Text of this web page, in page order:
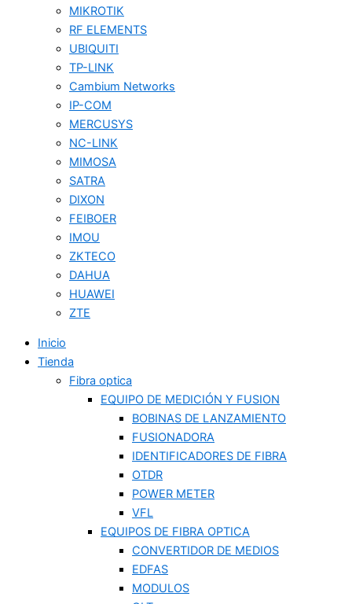
MIKROTIK
RF ELEMENTS
UBIQUITI
TP-LINK
Cambium Networks
IP-COM
MERCUSYS
NC-LINK
MIMOSA
SATRA
DIXON
FEIBOER
IMOU
ZKTECO
DAHUA
HUAWEI
ZTE
Inicio
Tienda
Fibra optica
EQUIPO DE MEDICIÓN Y FUSION
BOBINAS DE LANZAMIENTO
FUSIONADORA
IDENTIFICADORES DE FIBRA
OTDR
POWER METER
VFL
EQUIPOS DE FIBRA OPTICA
CONVERTIDOR DE MEDIOS
EDFAS
MODULOS